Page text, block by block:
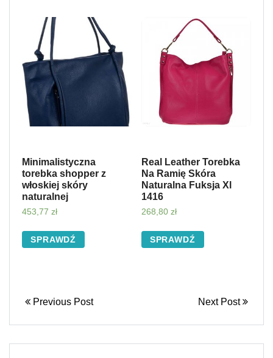
Minimalistyczna
torebka shopper z
włoskiej skóry
naturalnej
453,77 zł
SPRAWDŹ
Real Leather Torebka
Na Ramię Skóra
Naturalna Fuksja Xl
1416
268,80 zł
SPRAWDŹ
Previous Post Next Post